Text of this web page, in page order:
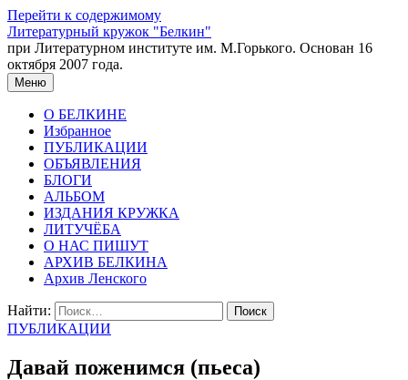
Перейти к содержимому
Литературный кружок "Белкин"
при Литературном институте им. М.Горького. Основан 16
октября 2007 года.
Меню
О БЕЛКИНЕ
Избранное
ПУБЛИКАЦИИ
ОБЪЯВЛЕНИЯ
БЛОГИ
АЛЬБОМ
ИЗДАНИЯ КРУЖКА
ЛИТУЧЁБА
О НАС ПИШУТ
АРХИВ БЕЛКИНА
Архив Ленского
Найти:
ПУБЛИКАЦИИ
Давай поженимся (пьеса)